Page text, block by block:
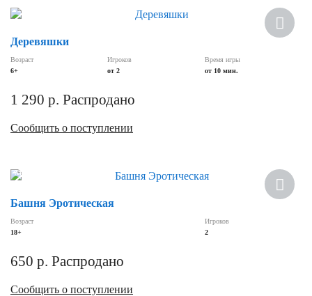
Деревяшки
Возраст
6+
Игроков
от 2
Время игры
от 10 мин.
1 290 р. Распродано
Сообщить о поступлении
Хит
Башня Эротическая
Возраст
18+
Игроков
2
650 р. Распродано
Сообщить о поступлении